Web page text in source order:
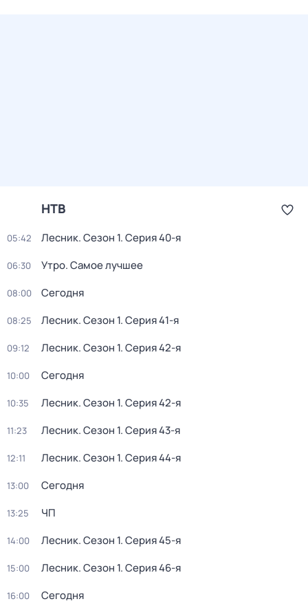
НТВ
05:42 Лесник. Сезон 1. Серия 40-я
06:30 Утро. Самое лучшее
08:00 Сегодня
08:25 Лесник. Сезон 1. Серия 41-я
09:12 Лесник. Сезон 1. Серия 42-я
10:00 Сегодня
10:35 Лесник. Сезон 1. Серия 42-я
11:23 Лесник. Сезон 1. Серия 43-я
12:11 Лесник. Сезон 1. Серия 44-я
13:00 Сегодня
13:25 ЧП
14:00 Лесник. Сезон 1. Серия 45-я
15:00 Лесник. Сезон 1. Серия 46-я
16:00 Сегодня